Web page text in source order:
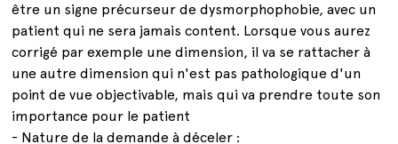
être un signe précurseur de dysmorphophobie, avec un
patient qui ne sera jamais content. Lorsque vous aurez
corrigé par exemple une dimension, il va se rattacher à
une autre dimension qui n'est pas pathologique d'un
point de vue objectivable, mais qui va prendre toute son
importance pour le patient
- Nature de la demande à déceler :